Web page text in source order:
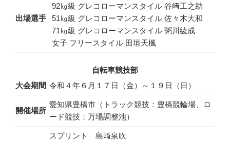
出場選手
92㎏級 グレコローマンスタイル 谷﨑工之助
51㎏級 グレコローマンスタイル 佐々木大和
71㎏級 グレコローマンスタイル 粥川紘成
女子 フリースタイル 田垣天楓
自転車競技部
大会期間 令和４年６月１７日（金）～１９日（日）
開催場所
愛知県豊橋市（トラック競技：豊橋競輪場、ロ
ード競技：万場調整池）
スプリント 島﨑泉吹